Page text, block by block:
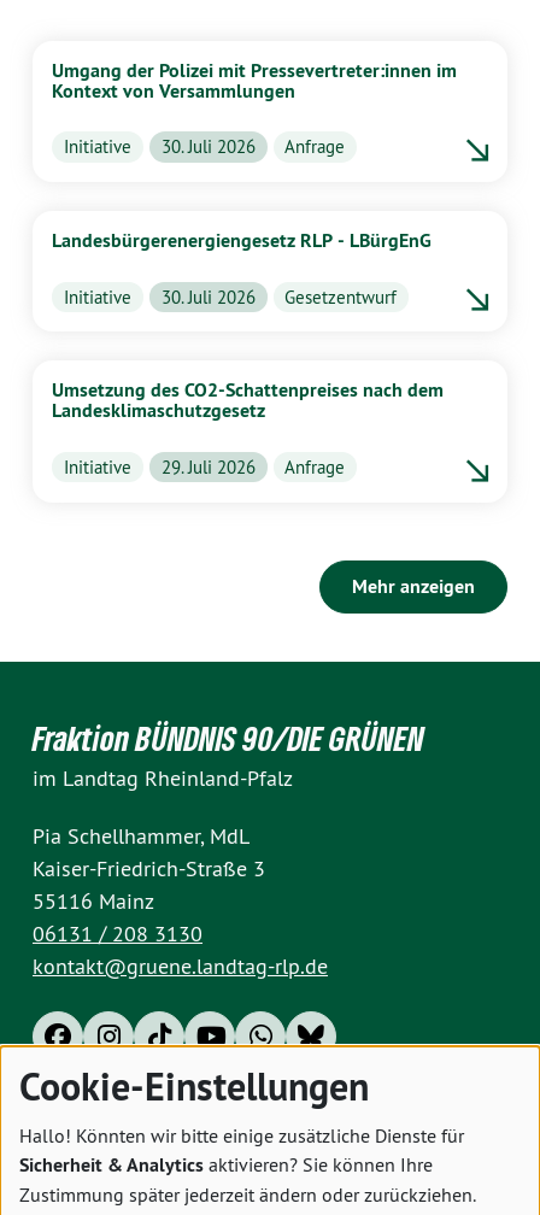
Umgang der Polizei mit Pressevertreter:innen im
Kontext von Versammlungen
Initiative 30. Juli 2026 Anfrage
Landesbürgerenergiengesetz RLP - LBürgEnG
Initiative 30. Juli 2026 Gesetzentwurf
Umsetzung des CO2-Schattenpreises nach dem
Landesklimaschutzgesetz
Initiative 29. Juli 2026 Anfrage
Mehr anzeigen
Fraktion BÜNDNIS 90/DIE GRÜNEN
im Landtag Rheinland-Pfalz
Pia Schellhammer, MdL
Kaiser-Friedrich-Straße 3
55116 Mainz
06131 / 208 3130
kontakt@gruene.landtag-rlp.de
Impressum Datenschutz Cookies
Cookie-Einstellungen
Hallo! Könnten wir bitte einige zusätzliche Dienste für
Sicherheit & Analytics aktivieren? Sie können Ihre
Zustimmung später jederzeit ändern oder zurückziehen.